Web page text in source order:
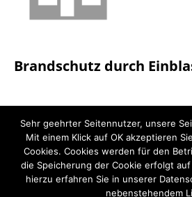
Brandschutz durch
Kunden-Login
Sehr geehrter Seitennutzer, unsere
Mit einem Klick auf OK akzeptieren
Cookies. Cookies werden für den
die Speicherung der Cookie erfolgt
hierzu erfahren Sie in unserer
nebenstehendem